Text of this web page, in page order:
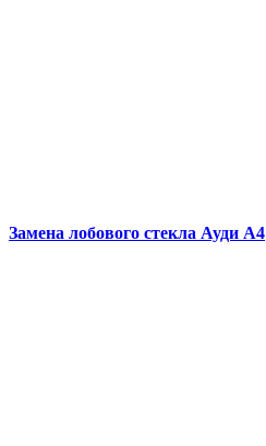
Замена лобового стекла Ауди А4